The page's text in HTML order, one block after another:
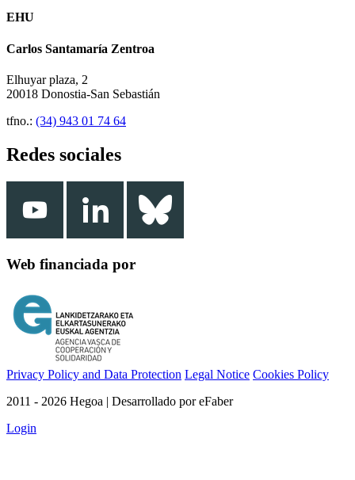
EHU
Carlos Santamaría Zentroa
Elhuyar plaza, 2
20018 Donostia-San Sebastián
tfno.: (34) 943 01 74 64
Redes sociales
Web financiada por
Privacy Policy and Data Protection Legal Notice Cookies Policy
2011 - 2026 Hegoa | Desarrollado por eFaber
Login